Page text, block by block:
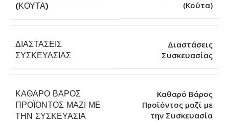
(ΚΟΎΤΑ)
(Κούτα)
ΔΙΑΣΤΆΣΕΙΣ
ΣΥΣΚΕΥΑΣΊΑΣ
Διαστάσεις
Συσκευασίας
ΚΑΘΑΡΌ ΒΆΡΟΣ
ΠΡΟΪΌΝΤΟΣ ΜΑΖΊ ΜΕ
ΤΗΝ ΣΥΣΚΕΥΑΣΊΑ
Καθαρό Βάρος
Προϊόντος μαζί με
την Συσκευασία